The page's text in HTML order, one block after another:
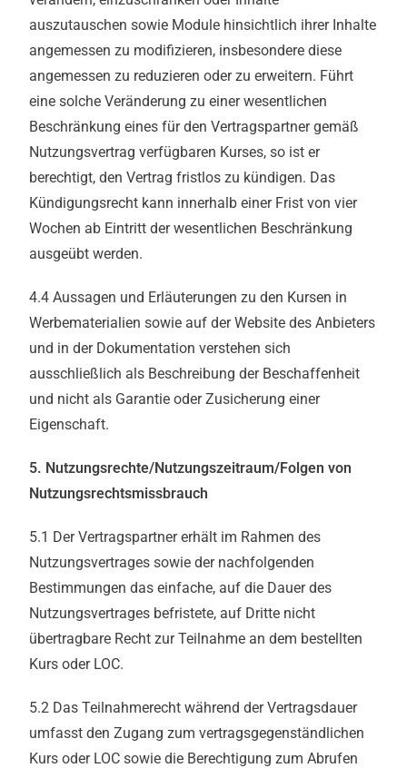
auszutauschen sowie Module hinsichtlich ihrer Inhalte
angemessen zu modifizieren, insbesondere diese
angemessen zu reduzieren oder zu erweitern. Führt
eine solche Veränderung zu einer wesentlichen
Beschränkung eines für den Vertragspartner gemäß
Nutzungsvertrag verfügbaren Kurses, so ist er
berechtigt, den Vertrag fristlos zu kündigen. Das
Kündigungsrecht kann innerhalb einer Frist von vier
Wochen ab Eintritt der wesentlichen Beschränkung
ausgeübt werden.
4.4 Aussagen und Erläuterungen zu den Kursen in
Werbematerialien sowie auf der Website des Anbieters
und in der Dokumentation verstehen sich
ausschließlich als Beschreibung der Beschaffenheit
und nicht als Garantie oder Zusicherung einer
Eigenschaft.
5. Nutzungsrechte/Nutzungszeitraum/Folgen von
Nutzungsrechtsmissbrauch
5.1 Der Vertragspartner erhält im Rahmen des
Nutzungsvertrages sowie der nachfolgenden
Bestimmungen das einfache, auf die Dauer des
Nutzungsvertrages befristete, auf Dritte nicht
übertragbare Recht zur Teilnahme an dem bestellten
Kurs oder LOC.
5.2 Das Teilnahmerecht während der Vertragsdauer
umfasst den Zugang zum vertragsgegenständlichen
Kurs oder LOC sowie die Berechtigung zum Abrufen